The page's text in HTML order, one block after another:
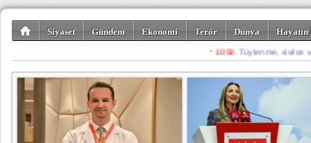
Siyaset Gündem Ekonomi Terör Dünya
Gezi-Turizm Spor Misafir